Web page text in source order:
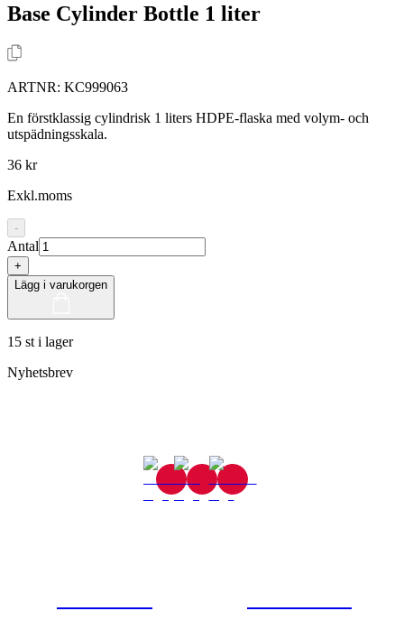
Base Cylinder Bottle 1 liter
ARTNR: KC999063
En förstklassig cylindrisk 1 liters HDPE-flaska med volym- och
utspädningsskala.
36 kr
Exkl.moms
-
Antal
+
Lägg i varukorgen
15 st i lager
Nyhetsbrev